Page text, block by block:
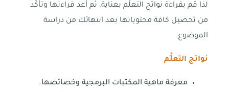
لذا قم بقراءة نواتج التعلُّم بعناية، ثم أعد قراءتها وتأكَّد
من تحصيل كافة محتوياتها بعد انتهائك من دراسة
الموضوع.
نواتج التعلُّم
معرفة ماهية المكتبات البرمجية وخصائصها.